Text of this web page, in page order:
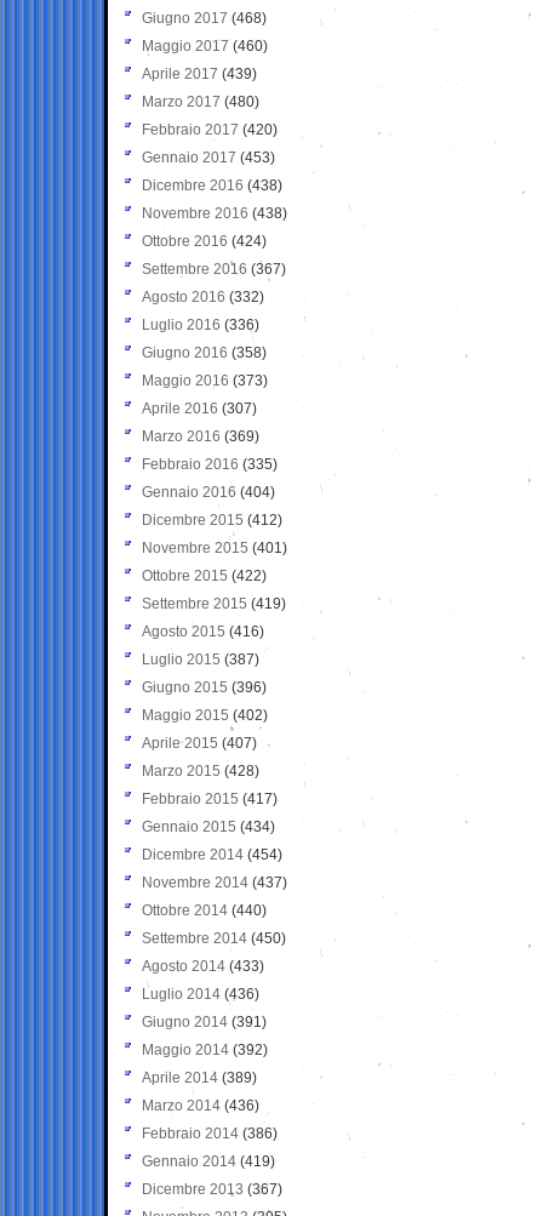
Giugno 2017 (468)
Maggio 2017 (460)
Aprile 2017 (439)
Marzo 2017 (480)
Febbraio 2017 (420)
Gennaio 2017 (453)
Dicembre 2016 (438)
Novembre 2016 (438)
Ottobre 2016 (424)
Settembre 2016 (367)
Agosto 2016 (332)
Luglio 2016 (336)
Giugno 2016 (358)
Maggio 2016 (373)
Aprile 2016 (307)
Marzo 2016 (369)
Febbraio 2016 (335)
Gennaio 2016 (404)
Dicembre 2015 (412)
Novembre 2015 (401)
Ottobre 2015 (422)
Settembre 2015 (419)
Agosto 2015 (416)
Luglio 2015 (387)
Giugno 2015 (396)
Maggio 2015 (402)
Aprile 2015 (407)
Marzo 2015 (428)
Febbraio 2015 (417)
Gennaio 2015 (434)
Dicembre 2014 (454)
Novembre 2014 (437)
Ottobre 2014 (440)
Settembre 2014 (450)
Agosto 2014 (433)
Luglio 2014 (436)
Giugno 2014 (391)
Maggio 2014 (392)
Aprile 2014 (389)
Marzo 2014 (436)
Febbraio 2014 (386)
Gennaio 2014 (419)
Dicembre 2013 (367)